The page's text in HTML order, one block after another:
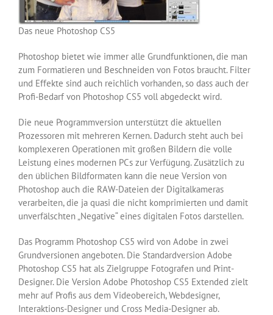
Das neue Photoshop CS5
Photoshop bietet wie immer alle Grundfunktionen, die man
zum Formatieren und Beschneiden von Fotos braucht. Filter
und Effekte sind auch reichlich vorhanden, so dass auch der
Profi-Bedarf von Photoshop CS5 voll abgedeckt wird.
Die neue Programmversion unterstützt die aktuellen
Prozessoren mit mehreren Kernen. Dadurch steht auch bei
komplexeren Operationen mit großen Bildern die volle
Leistung eines modernen PCs zur Verfügung. Zusätzlich zu
den üblichen Bildformaten kann die neue Version von
Photoshop auch die RAW-Dateien der Digitalkameras
verarbeiten, die ja quasi die nicht komprimierten und damit
unverfälschten „Negative“ eines digitalen Fotos darstellen.
Das Programm Photoshop CS5 wird von Adobe in zwei
Grundversionen angeboten. Die Standardversion Adobe
Photoshop CS5 hat als Zielgruppe Fotografen und Print-
Designer. Die Version Adobe Photoshop CS5 Extended zielt
mehr auf Profis aus dem Videobereich, Webdesigner,
Interaktions-Designer und Cross Media-Designer ab.